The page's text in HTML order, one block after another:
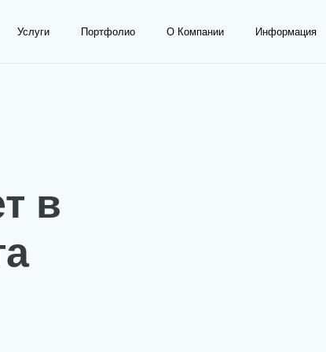
Услуги Портфолио О Компании Информация
в